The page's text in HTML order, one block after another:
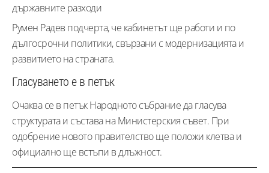
държавните разходи
Румен Радев подчерта, че кабинетът ще работи и по
дългосрочни политики, свързани с модернизацията и
развитието на страната.
Гласуването е в петък
Очаква се в петък Народното събрание да гласува
структурата и състава на Министерския съвет. При
одобрение новото правителство ще положи клетва и
официално ще встъпи в длъжност.